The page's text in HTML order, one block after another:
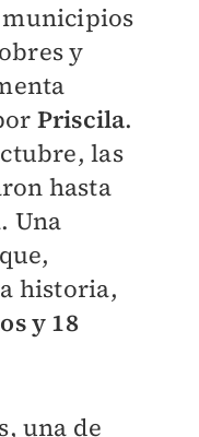
municipios
y
Priscila.
las
hasta
Una
historia,
y 18
una de